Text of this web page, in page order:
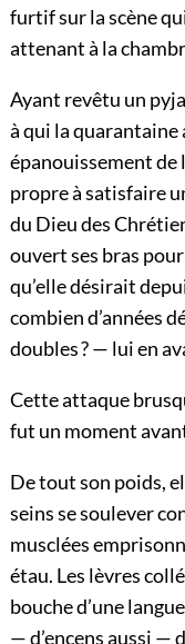
furtif sur la scène
attenant à la
Ayant revêtu un
à qui la
épanouissement de
propre à satisfaire
du Dieu des
ouvert ses bras
qu’elle désirait
combien d’années
doubles ? — lui en
Cette attaque
fut un moment
De tout son poids,
seins se soulever
musclées
étau. Les lèvres
bouche d’une
— d’encens aussi —